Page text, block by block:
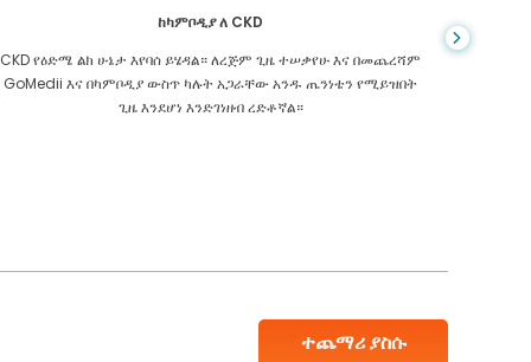
ከካምቦዲያ ለ CKD
CKD የዕድሜ ልክ ሁኔታ እየባሰ ይሄዳል። ለረጅም ጊዜ ተሠቃየሁ እና በመጨረሻም
GoMedii እና በካምቦዲያ ውስጥ ካሉት አጋራቸው አንዱ ጤንነቴን የሚይዝበት
ጊዜ እንደሆነ እንድገነዘብ ረድቶኛል።
ተጨማሪ ያስሱ